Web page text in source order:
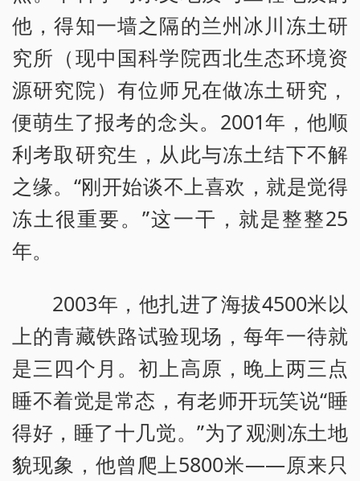
他，得知一墙之隔的兰州冰川冻土研
究所（现中国科学院西北生态环境资
源研究院）有位师兄在做冻土研究，
便萌生了报考的念头。2001年，他顺
利考取研究生，从此与冻土结下不解
之缘。“刚开始谈不上喜欢，就是觉得
冻土很重要。”这一干，就是整整25
年。
2003年，他扎进了海拔4500米以
上的青藏铁路试验现场，每年一待就
是三四个月。初上高原，晚上两三点
睡不着觉是常态，有老师开玩笑说“睡
得好，睡了十几觉。”为了观测冻土地
貌现象，他曾爬上5800米——原来只